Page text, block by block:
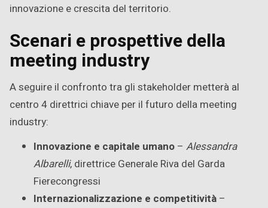
innovazione e crescita del territorio.
Scenari e prospettive della
meeting industry
A seguire il confronto tra gli stakeholder metterà al
centro 4 direttrici chiave per il futuro della meeting
industry:
Innovazione e capitale umano – Alessandra
Albarelli, direttrice Generale Riva del Garda
Fierecongressi
Internazionalizzazione e competitività –